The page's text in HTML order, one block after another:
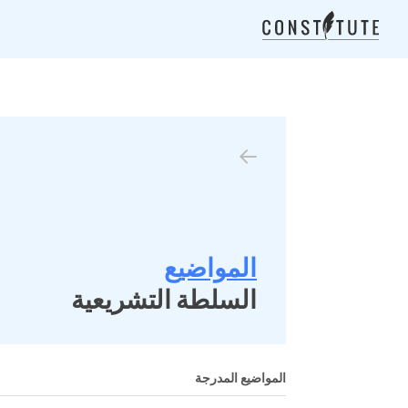
المواضيع
السلطة التشريعية
المواضيع المدرجة